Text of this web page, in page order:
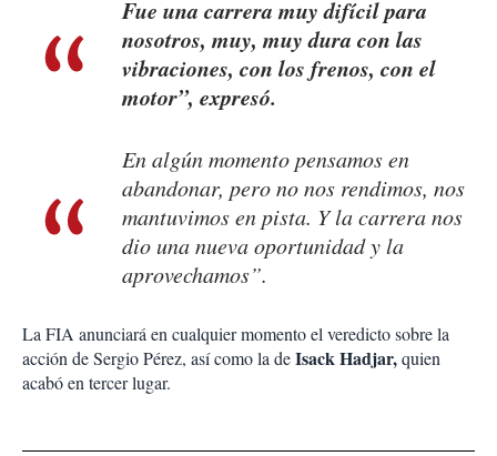
Fue una carrera muy difícil para
nosotros, muy, muy dura con las
vibraciones, con los frenos, con el
motor”, expresó.
En algún momento pensamos en
abandonar, pero no nos rendimos, nos
mantuvimos en pista. Y la carrera nos
dio una nueva oportunidad y la
aprovechamos”.
La FIA anunciará en cualquier momento el veredicto sobre la
acción de Sergio Pérez, así como la deIsack Hadjar,quien
acabó en tercer lugar.